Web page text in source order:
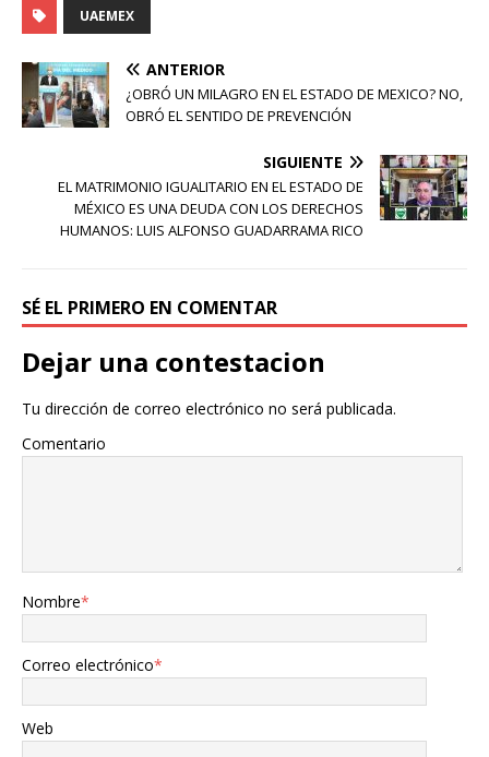
UAEMEX
ANTERIOR
¿OBRÓ UN MILAGRO EN EL ESTADO DE MEXICO? NO,
OBRÓ EL SENTIDO DE PREVENCIÓN
SIGUIENTE
EL MATRIMONIO IGUALITARIO EN EL ESTADO DE
MÉXICO ES UNA DEUDA CON LOS DERECHOS
HUMANOS: LUIS ALFONSO GUADARRAMA RICO
SÉ EL PRIMERO EN COMENTAR
Dejar una contestacion
Tu dirección de correo electrónico no será publicada.
Comentario
Nombre*
Correo electrónico*
Web